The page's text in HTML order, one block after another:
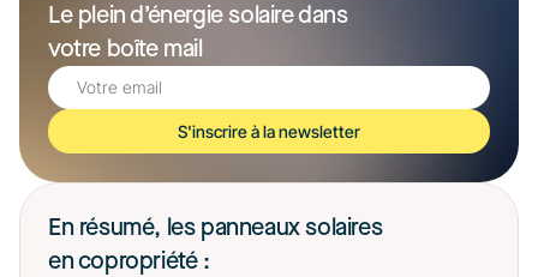
En résumé, les panneaux solaires
en copropriété :
Le plein d’énergie solaire dans
votre boîte mail
S'inscrire à la newsletter